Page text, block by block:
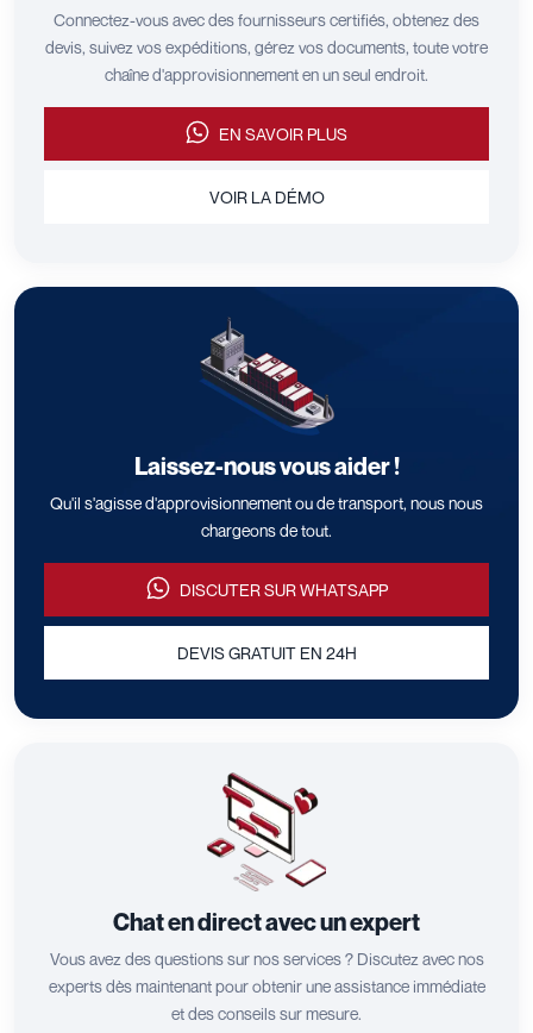
Connectez-vous avec des fournisseurs certifiés, obtenez des
devis, suivez vos expéditions, gérez vos documents, toute votre
chaîne d'approvisionnement en un seul endroit.
EN SAVOIR PLUS
VOIR LA DÉMO
Laissez-nous vous aider !
Qu'il s'agisse d'approvisionnement ou de transport, nous nous
chargeons de tout.
DISCUTER SUR WHATSAPP
DEVIS GRATUIT EN 24H
Chat en direct avec un expert
Vous avez des questions sur nos services ? Discutez avec nos
experts dès maintenant pour obtenir une assistance immédiate
et des conseils sur mesure.